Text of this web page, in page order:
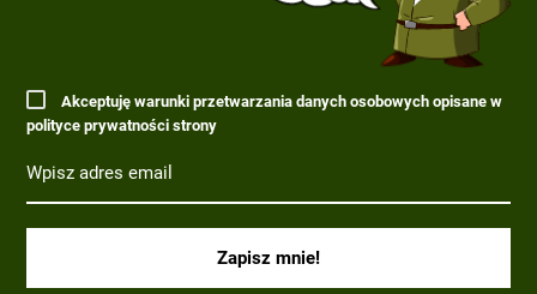
Akceptuję warunki przetwarzania danych osobowych opisane w
polityce prywatności strony